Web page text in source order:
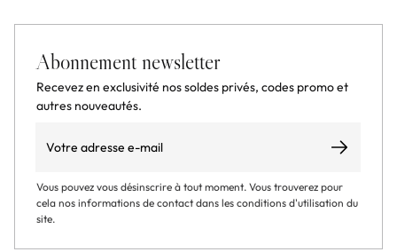
Abonnement newsletter
Recevez en exclusivité nos soldes privés, codes promo et
autres nouveautés.
S’abonner
Vous pouvez vous désinscrire à tout moment. Vous trouverez pour
cela nos informations de contact dans les conditions d'utilisation du
site.